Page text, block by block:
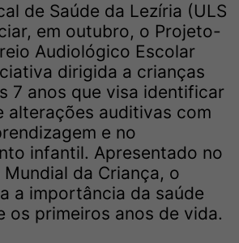
de Saúde da Lezíria (ULS
em outubro, o Projeto-
Audiológico Escolar
dirigida a crianças
7 anos que visa identificar
alterações auditivas com
e no
infantil. Apresentado no
da Criança, o
a importância da saúde
os primeiros anos de vida.